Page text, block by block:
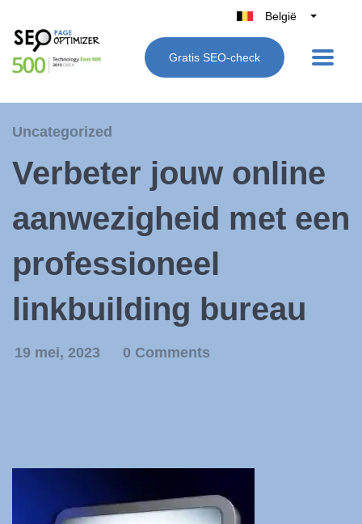
België
Belgique
Nederland
España
Gratis SEO-check
Uncategorized
Verbeter jouw online
aanwezigheid met een
professioneel
linkbuilding bureau
19 mei, 2023 0 Comments